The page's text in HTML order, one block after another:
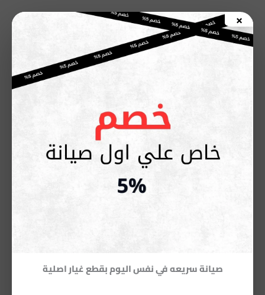
×
صيانة سريعه في نفس اليوم بقطع غيار اصلية
إلى
المحتوى
فرن أريستون لا يسخن؟ الأسباب
تُعد مشكلةفرن أريستون لا يسخن
من أكثر الأعطال المنزلية إزعاجًا
لأنها تؤثر مباشرة على عملية الطهي وجودة الاستخدام اليومي
داخل المطبخ. وغالبًا ما تظهر هذه المشكلة نتيجة خلل في عناصر
التسخين أو نظام التحكم أو حتى مصدر الكهرباء، مما يجعل الفرن
العطل مع الوقت. وللحصول على فحص احترافي داخل المنزل
يمكنك التواصل مع مركز صيانة أريستون على 01211114528